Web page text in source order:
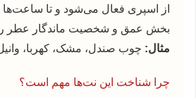
از اسپری فعال می‌شود و تا ساعت‌ها
بخش عمق و شخصیت ماندگار عطر را
مثال: چوب صندل، مشک، کهربا،
چرا شناخت این نت‌ها مهم است؟